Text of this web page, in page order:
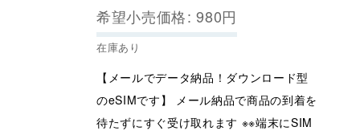
希望小売価格: 980円
在庫あり
【メールでデータ納品！ダウンロード型
のeSIMです】 メール納品で商品の到着を
待たずにすぐ受け取れます ※※端末にSIM